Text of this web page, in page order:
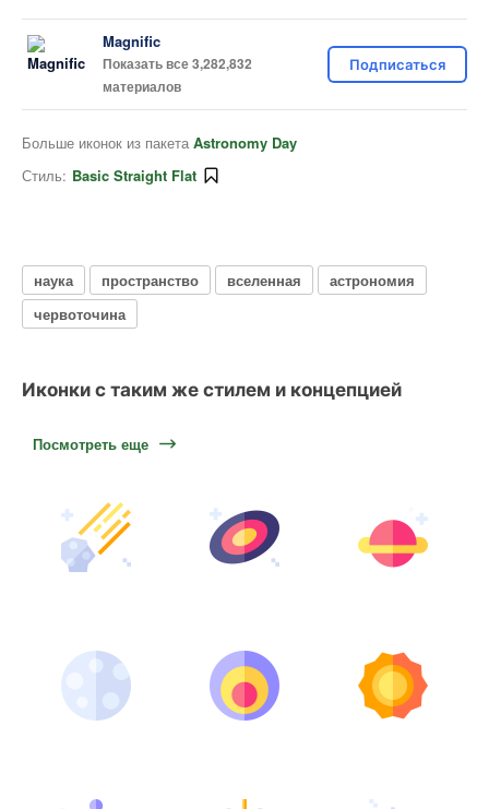
Magnific
Показать все 3,282,832
материалов
Подписаться
Больше иконок из пакета Astronomy Day
Стиль: Basic Straight Flat
наука пространство вселенная
астрономия
червоточина
Иконки с таким же стилем и концепцией
Посмотреть еще